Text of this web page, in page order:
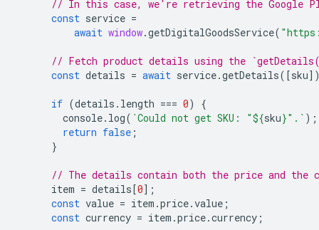
// In this case, we're retrieving the Google
const service =
await window.getDigitalGoodsService(
// Fetch product details using the
const details = await service.getDetails([sku
if (details . length === 0)
{
console. log( `Could not get SKU: "${sku}".` );
return false ;
}
// The details contain both the price and the
item = details[0];
const value = item .price.value ;
const currency = item .price.currency ;